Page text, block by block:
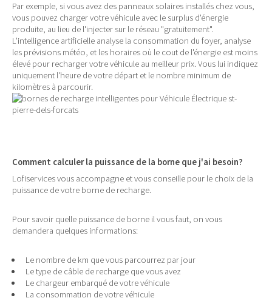
Par exemple, si vous avez des panneaux solaires installés chez vous,
vous pouvez charger votre véhicule avec le surplus d'énergie
produite, au lieu de l'injecter sur le réseau "gratuitement".
L'intelligence artificielle analyse la consommation du foyer, analyse
les prévisions météo, et les horaires où le cout de l'énergie est moins
élevé pour recharger votre véhicule au meilleur prix. Vous lui indiquez
uniquement l'heure de votre départ et le nombre minimum de
kilomètres à parcourir.
Comment calculer la puissance de la borne que j'ai besoin?
Lofiservices vous accompagne et vous conseille pour le choix de la
puissance de votre borne de recharge.
Pour savoir quelle puissance de borne il vous faut, on vous
demandera quelques informations:
Le nombre de km que vous parcourrez par jour
Le type de câble de recharge que vous avez
Le chargeur embarqué de votre véhicule
La consommation de votre véhicule